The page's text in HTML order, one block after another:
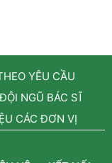
YÊU CẦU
NGŨ BÁC SĨ
CÁC ĐƠN VỊ